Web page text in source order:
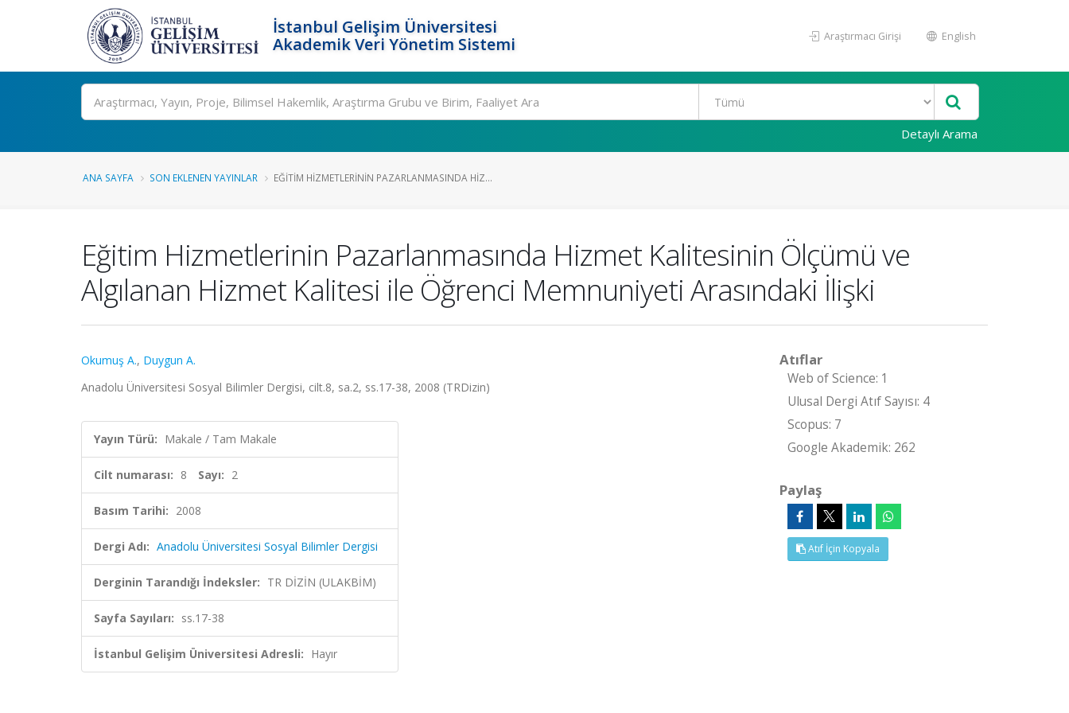
İstanbul Gelişim Üniversitesi
Akademik Veri Yönetim Sistemi
Araştırmacı Girişi English
Ara
Detaylı Arama
ANA SAYFA SON EKLENEN YAYINLAR EĞITIM HIZMETLERININ PAZARLANMASINDA HIZ...
Eğitim Hizmetlerinin Pazarlanmasında Hizmet Kalitesinin Ölçümü ve
Algılanan Hizmet Kalitesi ile Öğrenci Memnuniyeti Arasındaki İlişki
Okumuş A., Duygun A.
Anadolu Üniversitesi Sosyal Bilimler Dergisi, cilt.8, sa.2, ss.17-38, 2008 (TRDizin)
Yayın Türü: Makale / Tam Makale
Cilt numarası: 8 Sayı: 2
Basım Tarihi: 2008
Dergi Adı: Anadolu Üniversitesi Sosyal Bilimler Dergisi
Derginin Tarandığı İndeksler: TR DİZİN (ULAKBİM)
Sayfa Sayıları: ss.17-38
İstanbul Gelişim Üniversitesi Adresli: Hayır
Atıflar
Web of Science: 1
Ulusal Dergi Atıf Sayısı: 4
Scopus: 7
Google Akademik: 262
Paylaş
Atıf İçin Kopyala